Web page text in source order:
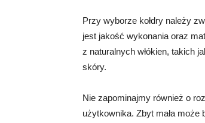
Przy wyborze kołdry należy
jest jakość wykonania oraz
z naturalnych włókien, takich
skóry.
Nie zapominajmy również o
użytkownika. Zbyt mała